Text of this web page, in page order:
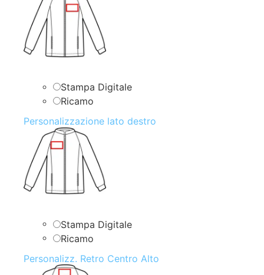
Stampa Digitale
Ricamo
Personalizzazione lato destro
Stampa Digitale
Ricamo
Personalizz. Retro Centro Alto